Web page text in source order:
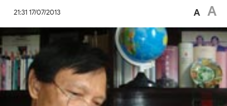
21:31 17/07/2013 A A